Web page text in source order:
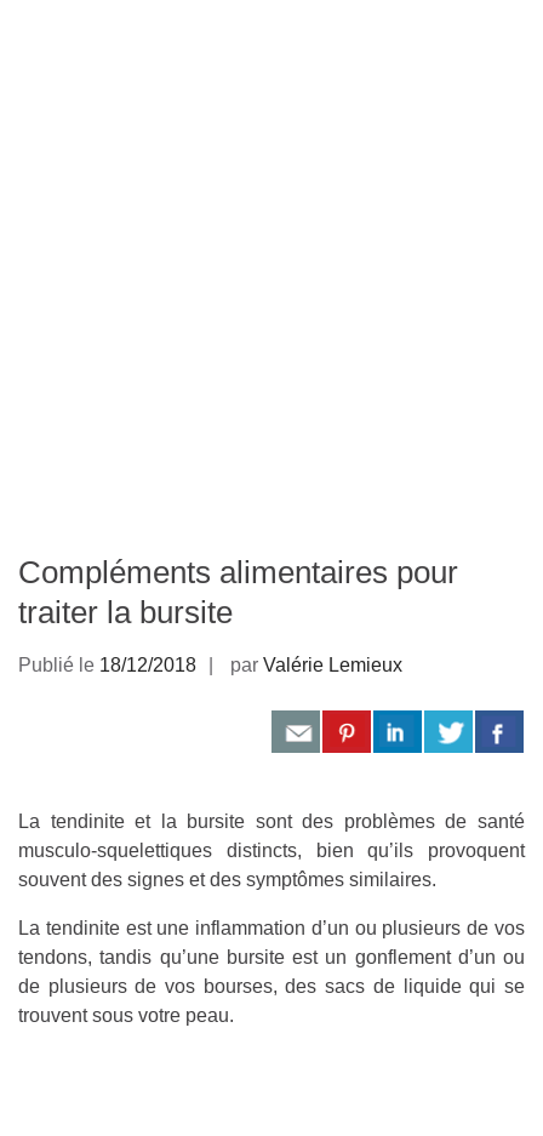
Compléments alimentaires pour
traiter la bursite
Publié le 18/12/2018 par Valérie Lemieux
La tendinite et la bursite sont des problèmes de santé
musculo-squelettiques distincts, bien qu’ils provoquent
souvent des signes et des symptômes similaires.
La tendinite est une inflammation d’un ou plusieurs de vos
tendons, tandis qu’une bursite est un gonflement d’un ou
de plusieurs de vos bourses, des sacs de liquide qui se
trouvent sous votre peau.